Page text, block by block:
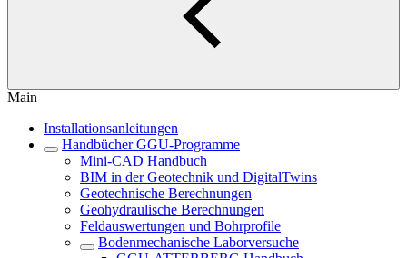
Main
Installationsanleitungen
Handbücher GGU-Programme
Mini-CAD Handbuch
BIM in der Geotechnik und DigitalTwins
Geotechnische Berechnungen
Geohydraulische Berechnungen
Feldauswertungen und Bohrprofile
Bodenmechanische Laborversuche